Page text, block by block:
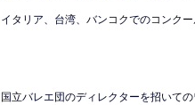
タリア、台湾、バンコクでのコンク
立バレエ団のディレクターを招いて